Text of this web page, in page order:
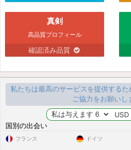
真剣
高品質プロフィール
確認済み品質
私たちは最高のサービスを提供するた
ご協力をお願いし
国別の出会い
フランス ドイツ